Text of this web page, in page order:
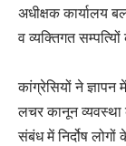
अधीक्षक कार्यालय
व व्यक्तिगत
कांग्रेसियों ने ज्ञापन
लचर कानून
संबंध में निर्दोष